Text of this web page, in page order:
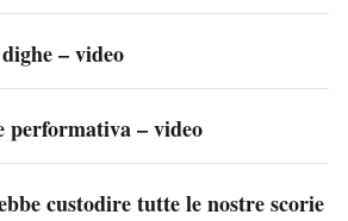
– video
performativa – video
custodire tutte le nostre scorie